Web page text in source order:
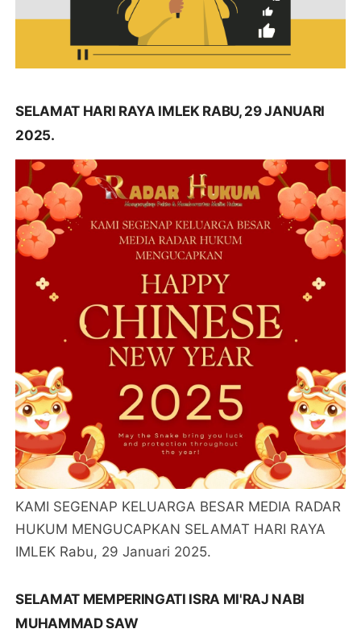
SELAMAT HARI RAYA IMLEK RABU, 29 JANUARI
2025.
KAMI SEGENAP KELUARGA BESAR MEDIA RADAR
HUKUM MENGUCAPKAN SELAMAT HARI RAYA
IMLEK Rabu, 29 Januari 2025.
SELAMAT MEMPERINGATI ISRA MI'RAJ NABI
MUHAMMAD SAW